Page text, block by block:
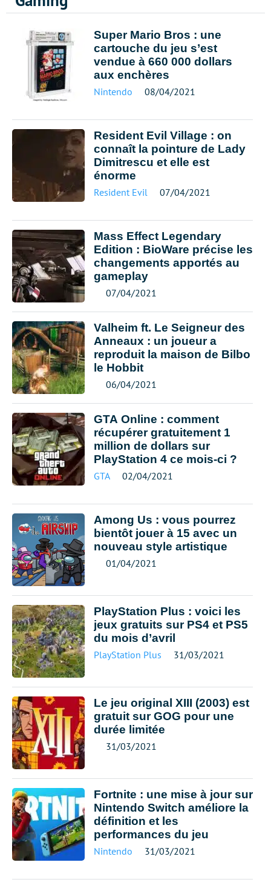
Super Mario Bros : une
cartouche du jeu s’est
vendue à 660 000 dollars
aux enchères
Nintendo 08/04/2021
Resident Evil Village : on
connaît la pointure de Lady
Dimitrescu et elle est
énorme
Resident Evil 07/04/2021
Mass Effect Legendary
Edition : BioWare précise les
changements apportés au
gameplay
07/04/2021
Valheim ft. Le Seigneur des
Anneaux : un joueur a
reproduit la maison de Bilbo
le Hobbit
06/04/2021
GTA Online : comment
récupérer gratuitement 1
million de dollars sur
PlayStation 4 ce mois-ci ?
GTA 02/04/2021
Among Us : vous pourrez
bientôt jouer à 15 avec un
nouveau style artistique
01/04/2021
PlayStation Plus : voici les
jeux gratuits sur PS4 et PS5
du mois d’avril
PlayStation Plus 31/03/2021
Le jeu original XIII (2003) est
gratuit sur GOG pour une
durée limitée
31/03/2021
Fortnite : une mise à jour sur
Nintendo Switch améliore la
définition et les
performances du jeu
Nintendo 31/03/2021